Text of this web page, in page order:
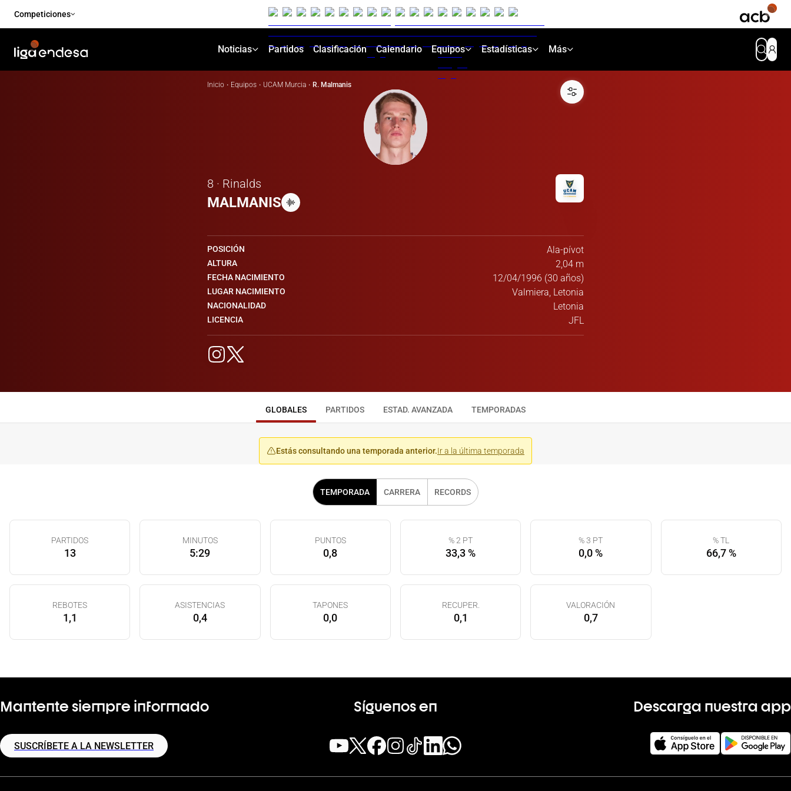
Competiciones
Noticias Partidos Clasificación Calendario Equipos Estadísticas Más
Inicio · Equipos · UCAM Murcia · R. Malmanis
8 · Rinalds
MALMANIS
POSICIÓN Ala-pívot
ALTURA 2,04 m
FECHA NACIMIENTO 12/04/1996 (30 años)
LUGAR NACIMIENTO Valmiera, Letonia
NACIONALIDAD Letonia
LICENCIA JFL
GLOBALES PARTIDOS ESTAD. AVANZADA TEMPORADAS
Estás consultando una temporada anterior.Ir a la última temporada
TEMPORADA CARRERA RECORDS
PARTIDOS
13
MINUTOS
5:29
PUNTOS
0,8
% 2 PT
33,3 %
% 3 PT
0,0 %
% TL
66,7 %
REBOTES
1,1
ASISTENCIAS
0,4
TAPONES
0,0
RECUPER.
0,1
VALORACIÓN
0,7
Mantente siempre informado
SUSCRÍBETE A LA NEWSLETTER
Síguenos en Descarga nuestra app